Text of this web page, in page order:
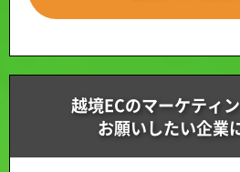
越境ECのマーケティ
お願いしたい企業